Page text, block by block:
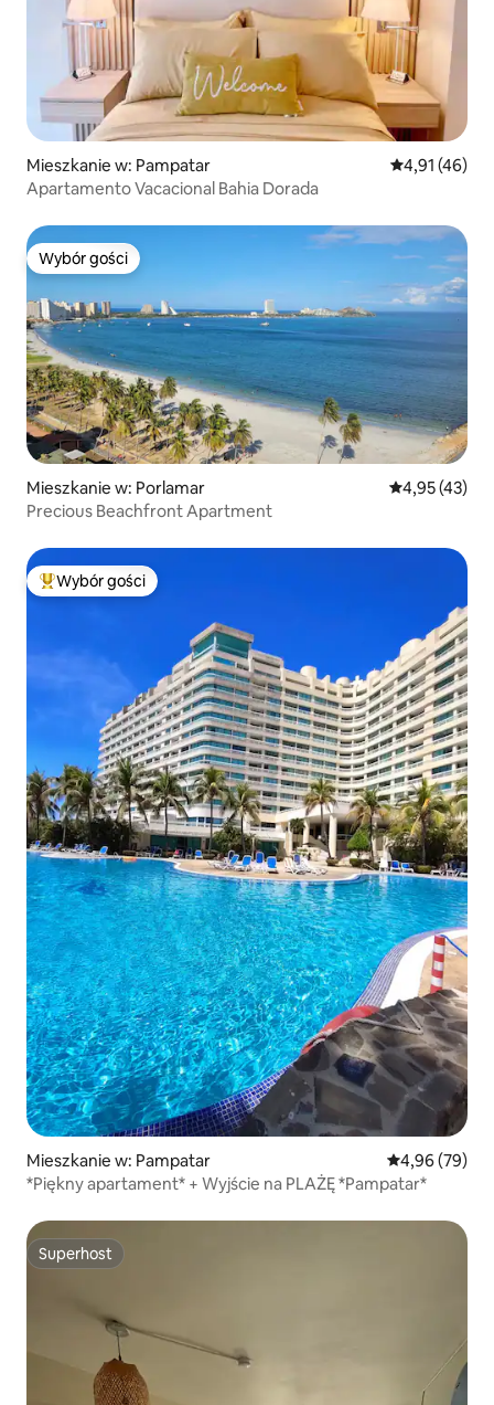
Mieszkanie w: Pampatar Średnia
4,91 (46)
Apartamento Vacacional Bahia Dorada
Wybór gości
Wybór gości
Mieszkanie w: Porlamar Średnia
4,95 (43)
Precious Beachfront Apartment
Najpopularniejsze z kategorii Wybór gości
Wybór gości
Mieszkanie w: Pampatar Średnia
4,96 (79)
*Piękny apartament* + Wyjście na PLAŻĘ *Pampatar*
Superhost
Superhost